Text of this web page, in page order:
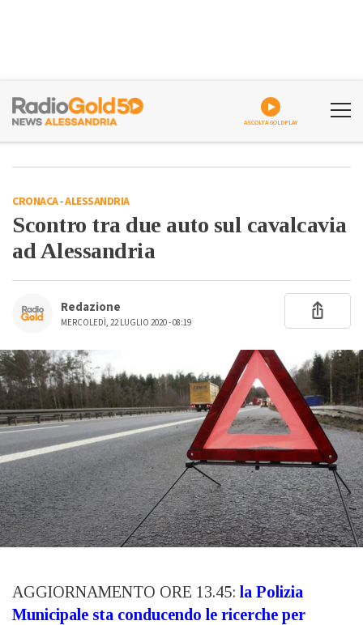
ASCOLTA GOLDPLAY
CRONACA-ALESSANDRIA
Scontro tra due auto sul cavalcavia
ad Alessandria
Redazione
MERCOLEDÌ, 22 LUGLIO 2020 - 08:19
AGGIORNAMENTO ORE 13.45: la Polizia
Municipale sta conducendo le ricerche per